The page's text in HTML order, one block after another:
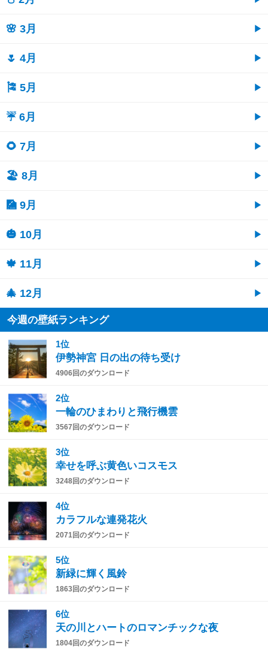
🌸 3月
🌷 4月
🎏 5月
☔ 6月
🌻 7月
🏖 8月
🎑 9月
🎃 10月
🍁 11月
🎄 12月
今週の壁紙ランキング
1位
伊勢神宮 日の出の待ち受け
4906回のダウンロード
2位
一輪のひまわりと飛行機雲
3567回のダウンロード
3位
幸せを呼ぶ黄色いコスモス
3248回のダウンロード
4位
カラフルな連発花火
2071回のダウンロード
5位
新緑に輝く風鈴
1863回のダウンロード
6位
天の川とハートのロマンチックな夜
1804回のダウンロード